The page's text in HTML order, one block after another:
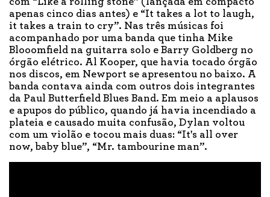
apenas cinco dias antes) e “It takes a lot to laugh,
it takes a train to cry”. Nas três músicas foi
acompanhado por uma banda que tinha Mike
Blooomfield na guitarra solo e Barry Goldberg no
órgão elétrico. Al Kooper, que havia tocado órgão
nos discos, em Newport se apresentou no baixo. A
banda contava ainda com outros dois integrantes
da Paul Butterfield Blues Band. Em meio a aplausos
e apupos do público, quando já havia incendiado a
plateia e causado muita confusão, Dylan voltou
com um violão e tocou mais duas: “It's all over
now, baby blue”, “Mr. tambourine man”.